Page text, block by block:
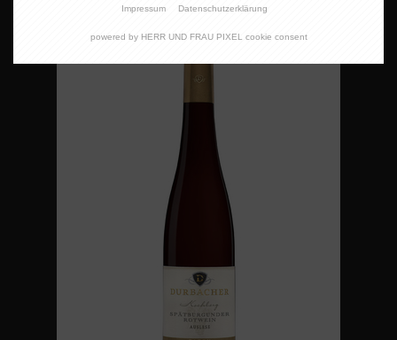
Impressum Datenschutzerklärung
powered by HERR UND FRAU PIXEL cookie consent